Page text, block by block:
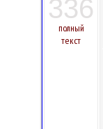
336
полный
текст